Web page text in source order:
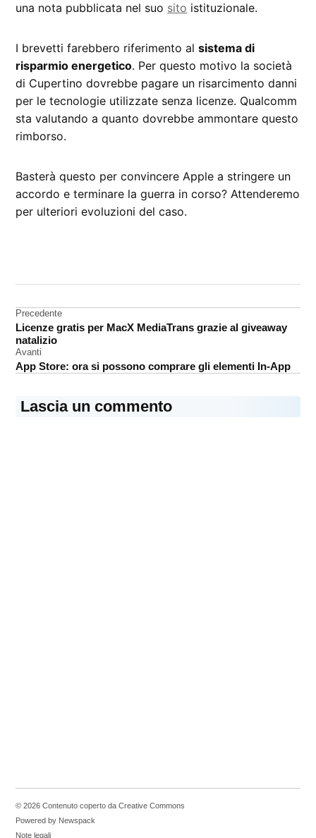
una nota pubblicata nel suo sito istituzionale.
I brevetti farebbero riferimento alsistema di
risparmio energetico. Per questo motivo la società
di Cupertino dovrebbe pagare un risarcimento danni
per le tecnologie utilizzate senza licenze. Qualcomm
sta valutando a quanto dovrebbe ammontare questo
rimborso.
Basterà questo per convincere Apple a stringere un
accordo e terminare la guerra in corso? Attenderemo
per ulteriori evoluzioni del caso.
Germania
iPhone
Navigazione
articoli
Precedente
Licenze gratis per MacX MediaTrans grazie al giveaway
natalizio
Avanti
App Store: ora si possono comprare gli elementi In-App
Lascia un commento
© 2026 Contenuto coperto da Creative Commons
Powered by Newspack
Note legali